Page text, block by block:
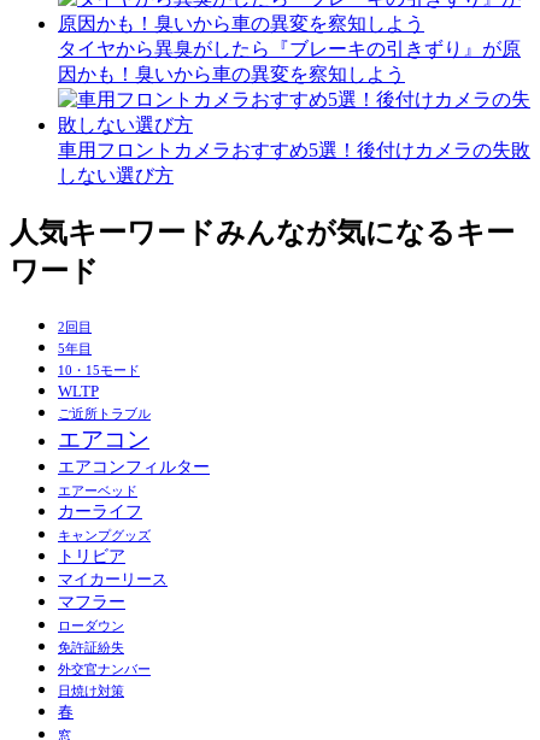
タイヤから異臭がしたら『ブレーキの引きずり』が原
因かも！臭いから車の異変を察知しよう
車用フロントカメラおすすめ5選！後付けカメラの失敗
しない選び方
人気キーワードみんなが気になるキー
ワード
2回目
5年目
10・15モード
WLTP
ご近所トラブル
エアコン
エアコンフィルター
エアーベッド
カーライフ
キャンプグッズ
トリビア
マイカーリース
マフラー
ローダウン
免許証紛失
外交官ナンバー
日焼け対策
春
窓